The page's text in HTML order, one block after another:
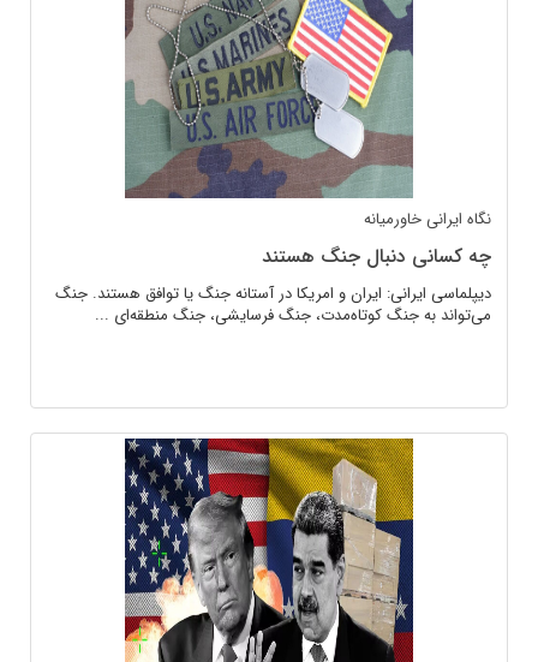
نگاه ایرانی خاورمیانه
چه کسانی دنبال جنگ هستند
دیپلماسی ایرانی: ایران و امریکا در آستانه جنگ یا توافق هستند. جنگ
می‌تواند به جنگ کوتاه‌مدت، جنگ فرسایشی، جنگ منطقه‌ای ...